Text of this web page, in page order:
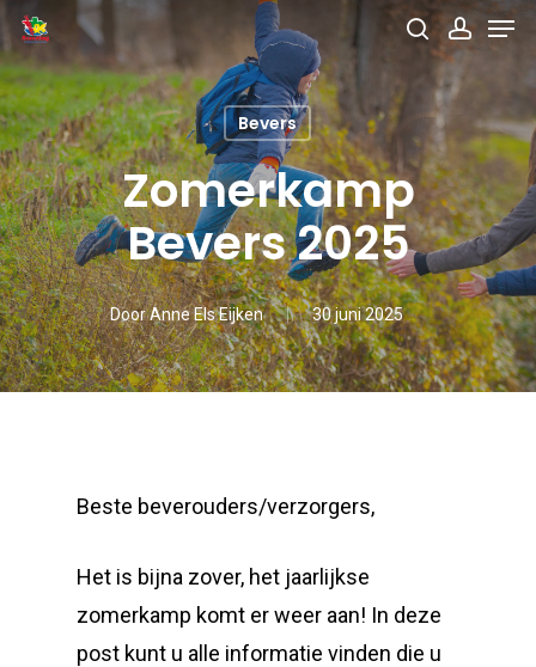
Skip
to
main
content
search
Bevers
Zomerkamp
Bevers 2025
DoorAnne Els Eijken 30 juni 2025
Beste beverouders/verzorgers,
Het is bijna zover, het jaarlijkse
zomerkamp komt er weer aan! In deze
post kunt u alle informatie vinden die u